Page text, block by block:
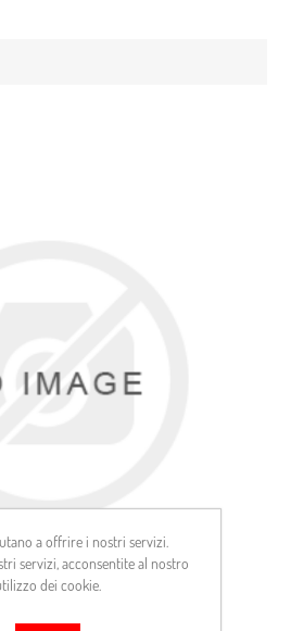
a offrire i nostri servizi.
servizi, acconsentite al nostro
dei cookie.